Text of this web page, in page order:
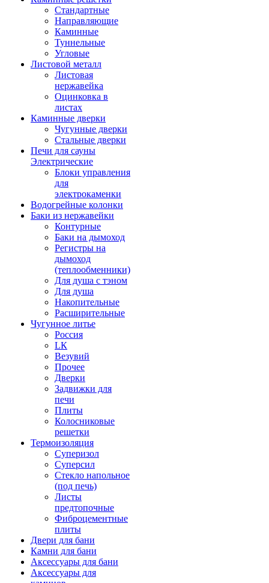
Стандартные
Направляющие
Каминные
Туннельные
Угловые
Листовой металл
Листовая
нержавейка
Оцинковка в
листах
Каминные дверки
Чугунные дверки
Стальные дверки
Печи для сауны
Электрические
Блоки управления
для
электрокаменки
Водогрейные колонки
Баки из нержавейки
Контурные
Баки на дымоход
Регистры на
дымоход
(теплообменники)
Для душа с тэном
Для душа
Накопительные
Расширительные
Чугунное литье
Россия
LК
Везувий
Прочее
Дверки
Задвижки для
печи
Плиты
Колосниковые
решетки
Термоизоляция
Суперизол
Суперсил
Стекло напольное
(под печь)
Листы
предтопочные
Фиброцементные
плиты
Двери для бани
Камни для бани
Аксессуары для бани
Аксессуары для